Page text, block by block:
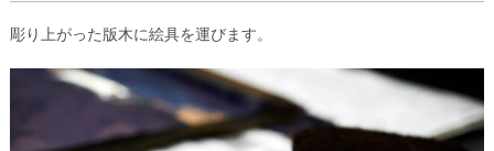
彫り上がった版木に絵具を運びます。